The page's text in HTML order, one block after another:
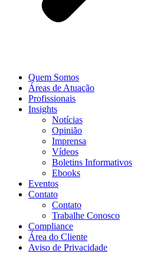
Quem Somos
Áreas de Atuação
Profissionais
Insights
Notícias
Opinião
Imprensa
Vídeos
Boletins Informativos
Ebooks
Eventos
Contato
Contato
Trabalhe Conosco
Compliance
Área do Cliente
Aviso de Privacidade